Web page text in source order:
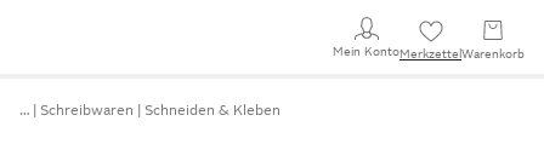
Mein KontoMerkzettel Warenkorb
… Schreibwaren Schneiden & Kleben